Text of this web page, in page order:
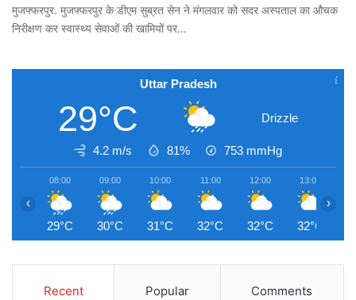
मुजफ्फरपुर. मुजफ्फरपुर के डीएम सुब्रत सेन ने मंगलवार को सदर अस्पताल का औचक
निरीक्षण कर स्वास्थ्य सेवाओं की खामियों पर…
Uttar Pradesh
29°C Drizzle
4.2 m/s 81% 753 mmHg
08:00
29°C
09:00
30°C
10:00
31°C
11:00
32°C
12:00
32°C
13:00
32°C
‹ ›
Recent Popular Comments